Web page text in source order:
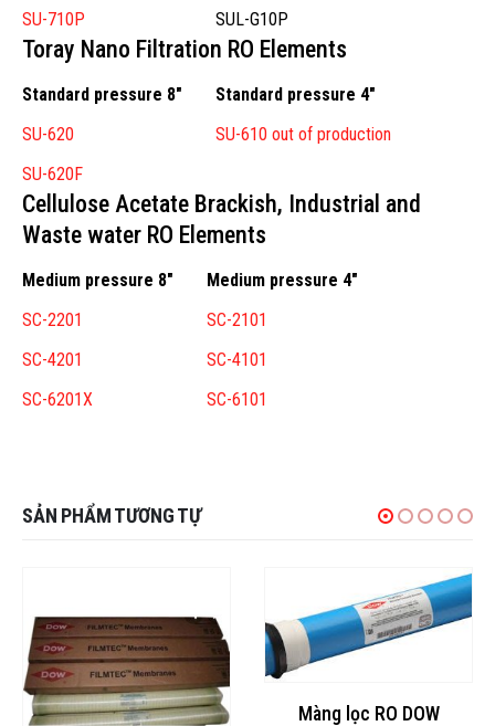
SU-710P
SUL-G10P
Toray Nano Filtration RO Elements
Standard pressure 8″
SU-620
SU-620F
Standard pressure 4″
SU-610 out of production
Cellulose Acetate Brackish, Industrial and
Waste water RO Elements
Medium pressure 8″
SC-2201
SC-4201
SC-6201X
Medium pressure 4″
SC-2101
SC-4101
SC-6101
SẢN PHẨM TƯƠNG TỰ
Màng lọc RO DOW